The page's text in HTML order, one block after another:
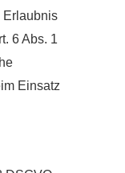
Erlaubnis
6 Abs. 1
Einsatz